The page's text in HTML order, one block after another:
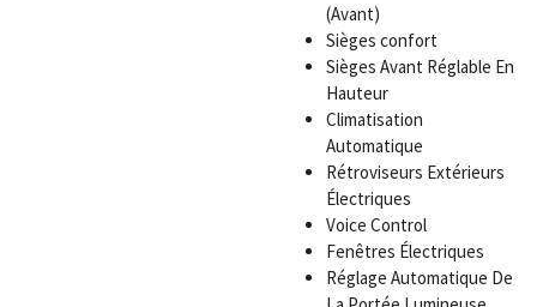
(Avant)
Sièges confort
Sièges Avant Réglable En
Hauteur
Climatisation
Automatique
Rétroviseurs Extérieurs
Électriques
Voice Control
Fenêtres Électriques
Réglage Automatique De